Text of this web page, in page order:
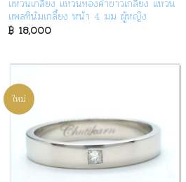
แหวนเกลี้ยง แหวนทองคำขาวเกลี้ยง แหวน
แพลทินัมเกลี้ยง หน้า 4 มม ผู้หญิง
฿18,000
ใหม่